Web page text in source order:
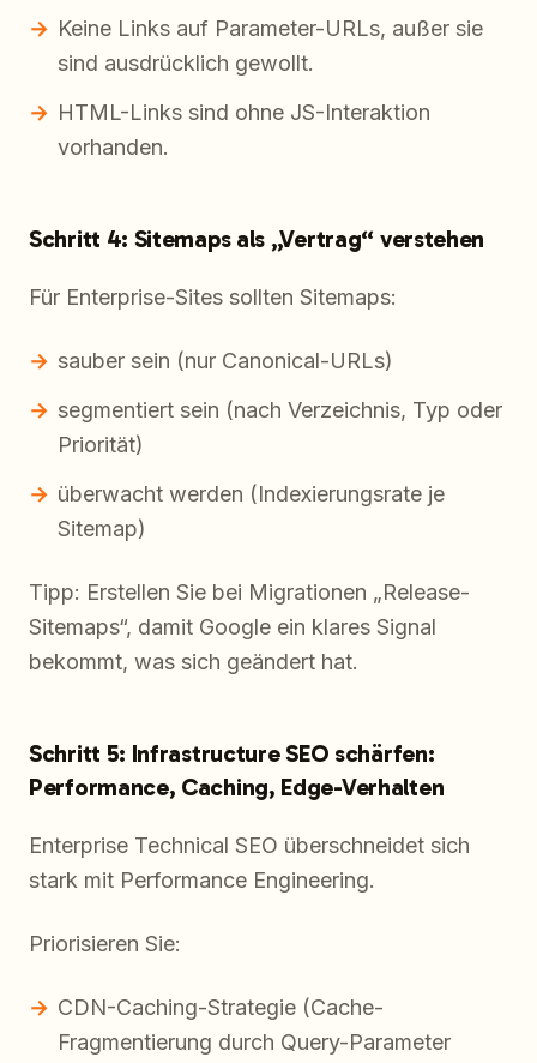
Keine Links auf Parameter-URLs, außer sie
sind ausdrücklich gewollt.
HTML-Links sind ohne JS-Interaktion
vorhanden.
Schritt 4: Sitemaps als „Vertrag“ verstehen
Für Enterprise-Sites sollten Sitemaps:
sauber sein (nur Canonical-URLs)
segmentiert sein (nach Verzeichnis, Typ oder
Priorität)
überwacht werden (Indexierungsrate je
Sitemap)
Tipp: Erstellen Sie bei Migrationen „Release-
Sitemaps“, damit Google ein klares Signal
bekommt, was sich geändert hat.
Schritt 5: Infrastructure SEO schärfen:
Performance, Caching, Edge-Verhalten
Enterprise Technical SEO überschneidet sich
stark mit Performance Engineering.
Priorisieren Sie:
CDN-Caching-Strategie (Cache-
Fragmentierung durch Query-Parameter